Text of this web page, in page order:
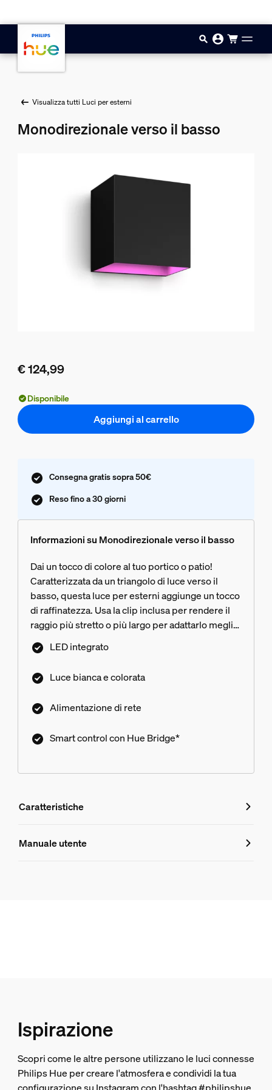
Visualizza tutti Luci per esterni
Monodirezionale verso il basso
€ 124,99
Disponibile
Aggiungi al carrello
Consegna gratis sopra 50€
Reso fino a 30 giorni
Informazioni su Monodirezionale verso il basso
Dai un tocco di colore al tuo portico o patio!
Caratterizzata da un triangolo di luce verso il
basso, questa luce per esterni aggiunge un tocco
di raffinatezza. Usa la clip inclusa per rendere il
raggio più stretto o più largo per adattarlo meglio
al tuo spazio.
LED integrato
Luce bianca e colorata
Alimentazione di rete
Smart control con Hue Bridge*
Caratteristiche
Caratteristiche
Durata
25.000
Manuale utente
Ispirazione
Scopri come le altre persone utilizzano le luci connesse
Philips Hue per creare l'atmosfera e condividi la tua